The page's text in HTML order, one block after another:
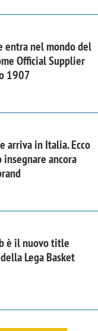
entra nel mondo del
Official Supplier
1907
arriva in Italia. Ecco
insegnare ancora
è il nuovo title
Lega Basket